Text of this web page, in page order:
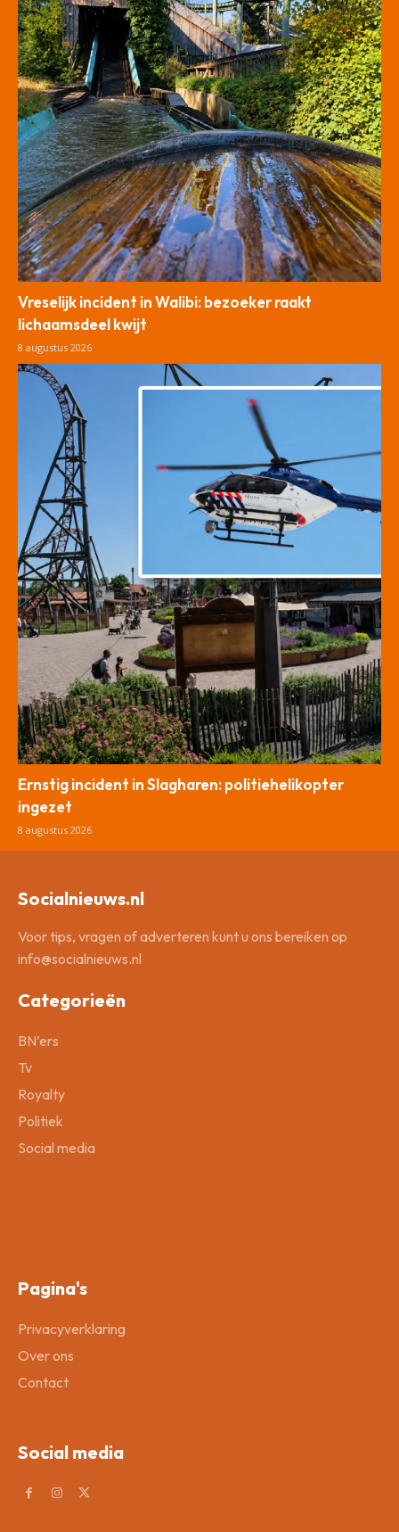
Vreselijk incident in Walibi: bezoeker raakt
lichaamsdeel kwijt
8 augustus 2026
Ernstig incident in Slagharen: politiehelikopter
ingezet
8 augustus 2026
Socialnieuws.nl
Voor tips, vragen of adverteren kunt u ons bereiken op
info@socialnieuws.nl
Categorieën
BN’ers
Tv
Royalty
Politiek
Social media
Pagina's
Privacyverklaring
Over ons
Contact
Social media